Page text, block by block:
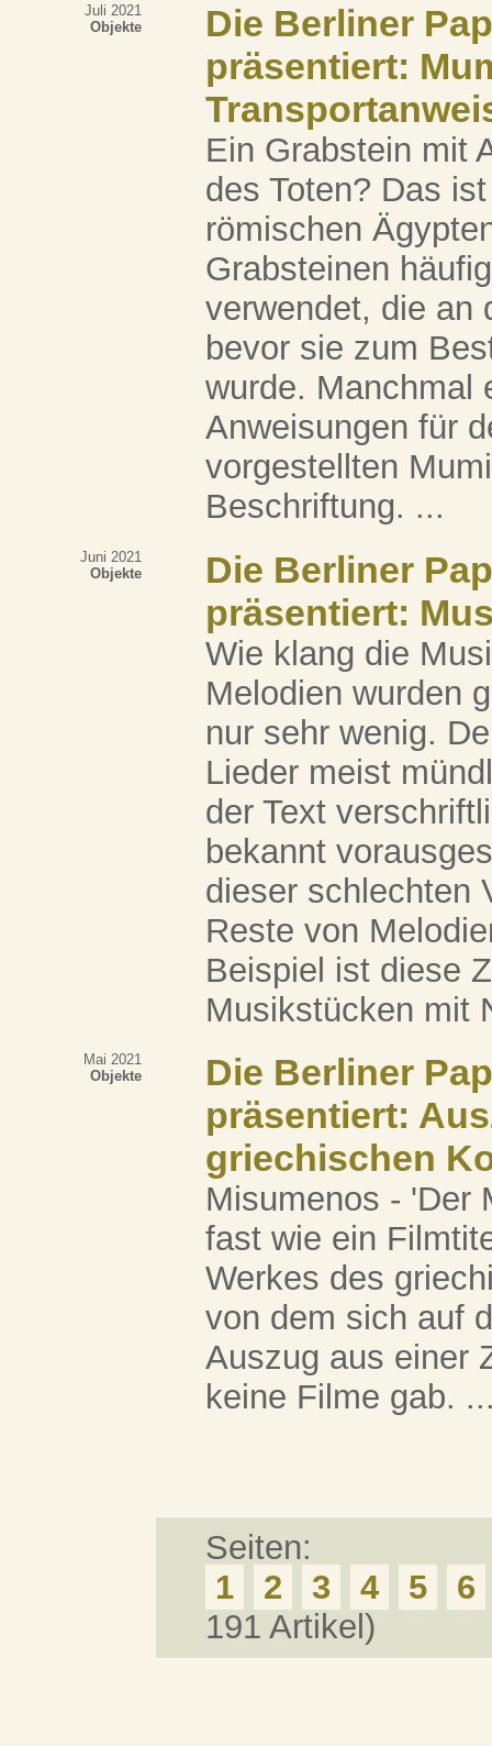
Juli 2021
Objekte
Die Berliner
präsentiert:
Ein Grabstein mit
des Toten? Das
römischen
Grabsteinen
verwendet, die an
bevor sie zum
wurde. Manchmal
Anweisungen für
vorgestellten
Beschriftung. ...
Juni 2021
Objekte
Die Berliner
präsentiert:
Wie klang die
Melodien wurden
nur sehr wenig.
Lieder meist
der Text
bekannt
dieser schlechten
Reste von
Beispiel ist diese
Musikstücken mit
Mai 2021
Objekte
Die Berliner
präsentiert:
griechischen
Misumenos - 'Der
fast wie ein
Werkes des
von dem sich auf
Auszug aus einer
keine Filme gab.
Seiten:
1
2 3 4 5
6
191 Artikel)